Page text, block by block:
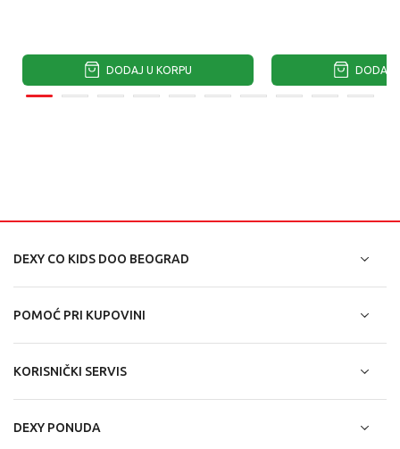
DODAJ U KORPU DODAJ
DEXY CO KIDS DOO BEOGRAD
POMOĆ PRI KUPOVINI
KORISNIČKI SERVIS
DEXY PONUDA